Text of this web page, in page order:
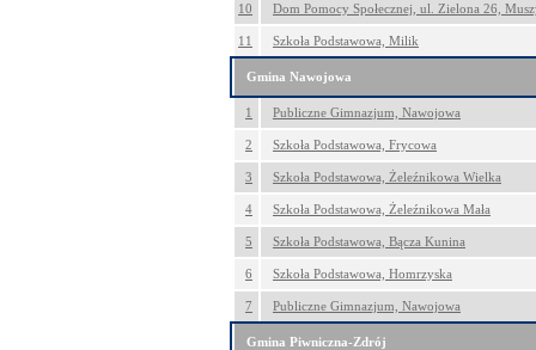
10 Dom Pomocy Społecznej, ul. Zielona 26,
11 Szkoła Podstawowa, Milik
Gmina Nawojowa
1 Publiczne Gimnazjum, Nawojowa
2 Szkoła Podstawowa, Frycowa
3 Szkoła Podstawowa, Żeleźnikowa Wielka
4 Szkoła Podstawowa, Żeleźnikowa Mała
5 Szkoła Podstawowa, Bącza Kunina
6 Szkoła Podstawowa, Homrzyska
7 Publiczne Gimnazjum, Nawojowa
Gmina Piwniczna-Zdrój